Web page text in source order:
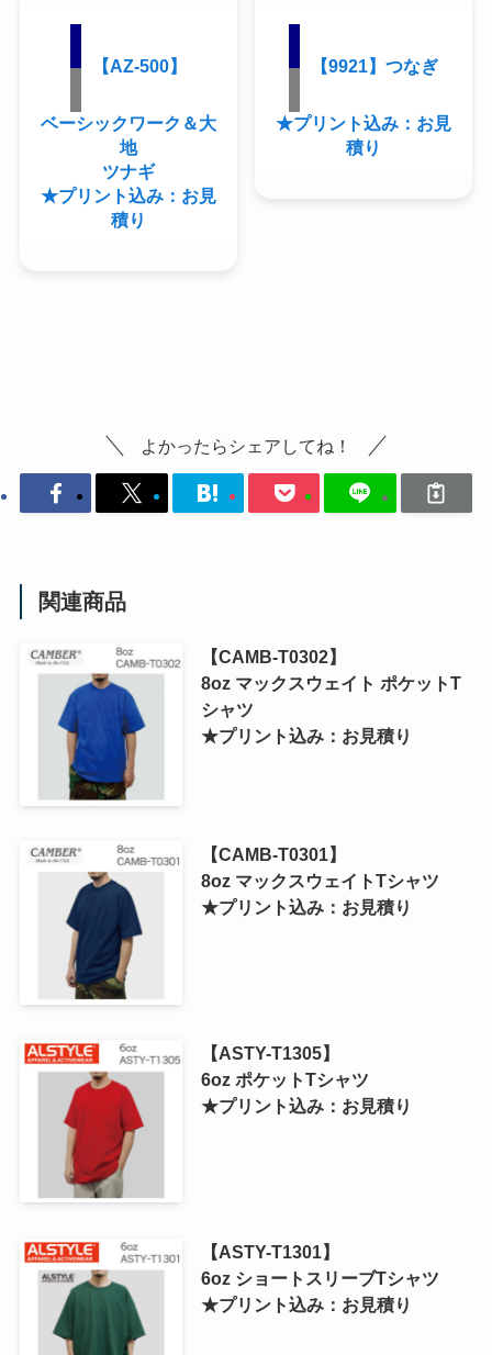
【AZ-500】
ベーシックワーク＆大
地
ツナギ
★プリント込み：お見
積り
【9921】つなぎ
★プリント込み：お見
積り
よかったらシェアしてね！
関連商品
【CAMB-T0302】
8oz マックスウェイト ポケットT
シャツ
★プリント込み：お見積り
【CAMB-T0301】
8oz マックスウェイトTシャツ
★プリント込み：お見積り
【ASTY-T1305】
6oz ポケットTシャツ
★プリント込み：お見積り
【ASTY-T1301】
6oz ショートスリーブTシャツ
★プリント込み：お見積り